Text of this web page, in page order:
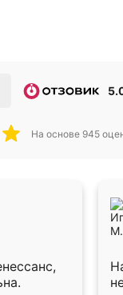
На основе 945